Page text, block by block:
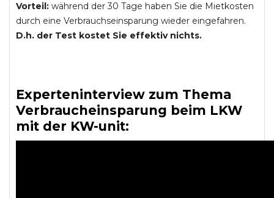
Vorteil: während der 30 Tage haben Sie die Mietkosten
durch eine Verbrauchseinsparung wieder eingefahren.
D.h. der Test kostet Sie effektiv nichts.
Experteninterview zum Thema
Verbraucheinsparung beim LKW
mit der KW-unit: